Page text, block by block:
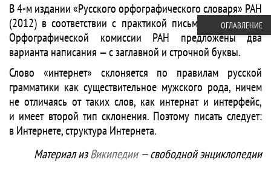
В 4-м издании «Русского орфографического словаря» РАН
(2012) в соответствии с практикой письма и решением
Орфографической комиссии РАН предложены два
варианта написания — с заглавной и строчной буквы.
Слово «интернет» склоняется по правилам русской
грамматики как существительное мужского рода, ничем
не отличаясь от таких слов, как интернат и интерфейс,
и имеет второй тип склонения. Поэтому писать следует:
в Интернете, структура Интернета.
Материал изВикипедии— свободной энциклопедии
ОГЛАВЛЕНИЕ